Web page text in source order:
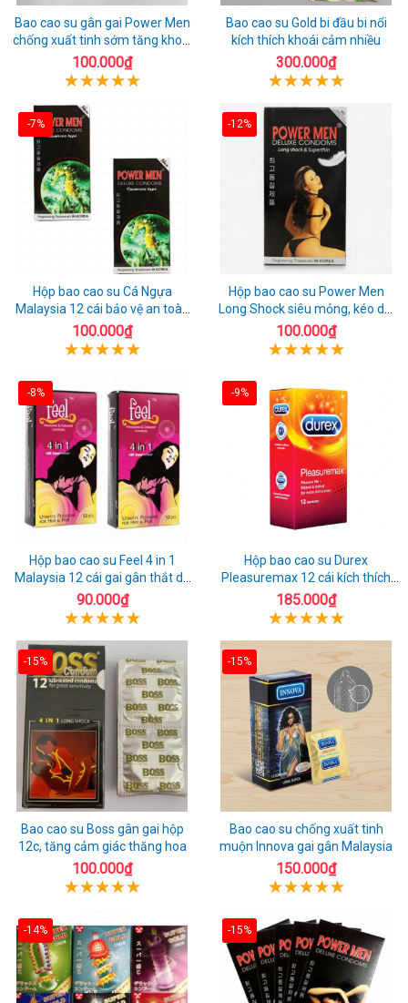
Bao cao su gân gai Power Men
chống xuất tinh sớm tăng khoái
cảm
100.000₫
Bao cao su Gold bi đầu bi nổi
kích thích khoái cảm nhiều
300.000₫
-7%
Hộp bao cao su Cá Ngựa
Malaysia 12 cái bảo vệ an toàn
tuyệt đối
100.000₫
-12%
Hộp bao cao su Power Men
Long Shock siêu mỏng, kéo dài
quan hệ thoải mái
100.000₫
-8%
Hộp bao cao su Feel 4 in 1
Malaysia 12 cái gai gân thắt dễ
sử dụng
90.000₫
-9%
Hộp bao cao su Durex
Pleasuremax 12 cái kích thích
tăng khoái cảm
185.000₫
-15%
Bao cao su Boss gân gai hộp
12c, tăng cảm giác thăng hoa
100.000₫
-15%
Bao cao su chống xuất tinh
muộn Innova gai gân Malaysia
150.000₫
-14% -15%